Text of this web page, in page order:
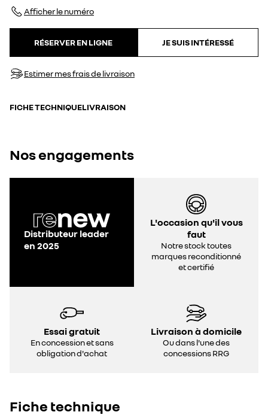
Afficher le numéro
RÉSERVER EN LIGNE JE SUIS INTÉRESSÉ
Estimer mes frais de livraison
FICHE TECHNIQUELIVRAISON
Nos engagements
Distributeur leader
en 2025
L'occasion qu'il vous
faut
Notre stock toutes
marques reconditionné
et certifié
Essai gratuit
En concession et sans
obligation d'achat
Livraison à domicile
Ou dans l'une des
concessions RRG
Fiche technique